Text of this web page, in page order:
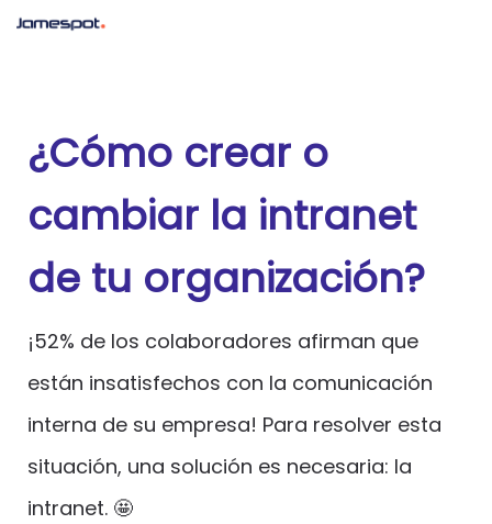
¿Cómo crear o
cambiar la intranet
de tu organización?
¡52% de los colaboradores afirman que
están insatisfechos con la comunicación
interna de su empresa! Para resolver esta
situación, una solución es necesaria: la
intranet. 🤩